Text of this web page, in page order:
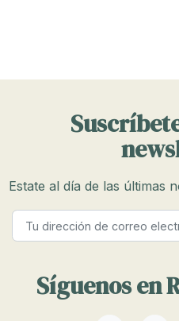
Estate al día de las últimas
Síguenos en